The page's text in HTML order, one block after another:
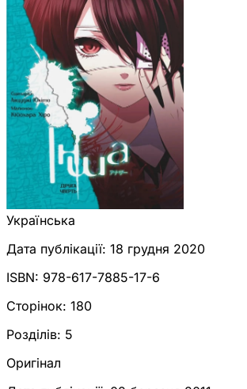
Українська
Дата публікації: 18 грудня 2020
ISBN: 978-617-7885-17-6
Сторінок: 180
Розділів: 5
Оригінал